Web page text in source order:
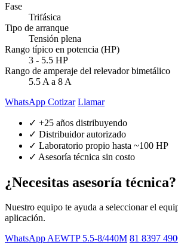
Fase
Trifásica
Tipo de arranque
Tensión plena
Rango típico en potencia (HP)
3 - 5.5 HP
Rango de amperaje del relevador bimetálico
5.5 A a 8 A
WhatsApp Cotizar Llamar
✓ +25 años distribuyendo
✓ Distribuidor autorizado
✓ Laboratorio propio hasta ~100 HP
✓ Asesoría técnica sin costo
¿Necesitas asesoría técnica?
Nuestro equipo te ayuda a seleccionar el
aplicación.
WhatsApp AEWTP 5.5-8/440M 81 8397